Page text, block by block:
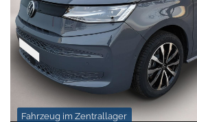
Fahrzeug im Zentrallager